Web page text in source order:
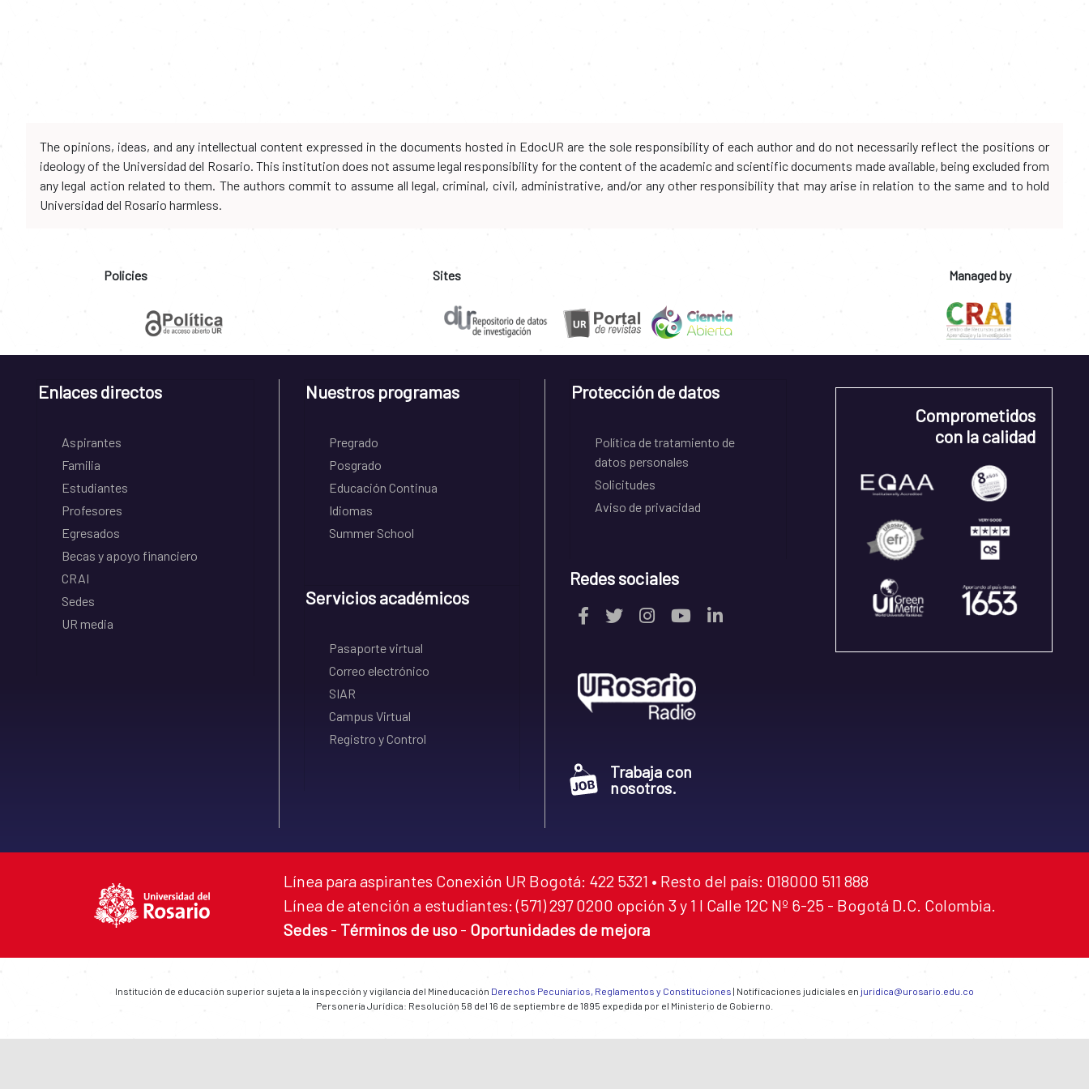
The opinions, ideas, and any intellectual content expressed in the documents hosted in EdocUR are the sole responsibility of each author and do not necessarily reflect the positions or
ideology of the Universidad del Rosario. This institution does not assume legal responsibility for the content of the academic and scientific documents made available, being excluded from
any legal action related to them. The authors commit to assume all legal, criminal, civil, administrative, and/or any other responsibility that may arise in relation to the same and to hold
Universidad del Rosario harmless.
Policies Sites Managed by
Enlaces directos
Aspirantes
Familia
Estudiantes
Profesores
Egresados
Becas y apoyo financiero
CRAI
Sedes
UR media
Nuestros programas
Pregrado
Posgrado
Educación Continua
Idiomas
Summer School
Servicios académicos
Pasaporte virtual
Correo electrónico
SIAR
Campus Virtual
Registro y Control
Protección de datos
Política de tratamiento de
datos personales
Solicitudes
Aviso de privacidad
Redes sociales
Trabaja con
nosotros.
Comprometidos
con la calidad
Línea para aspirantes Conexión UR Bogotá: 422 5321 • Resto del país: 018000 511 888
Línea de atención a estudiantes: (571) 297 0200 opción 3 y 1 I Calle 12C Nº 6-25 - Bogotá D.C. Colombia.
Sedes - Términos de uso - Oportunidades de mejora
Institución de educación superior sujeta a la inspección y vigilancia del Mineducación Derechos Pecuniarios, Reglamentos y Constituciones | Notificaciones judiciales en juridica@urosario.edu.co
Personería Jurídica: Resolución 58 del 16 de septiembre de 1895 expedida por el Ministerio de Gobierno.